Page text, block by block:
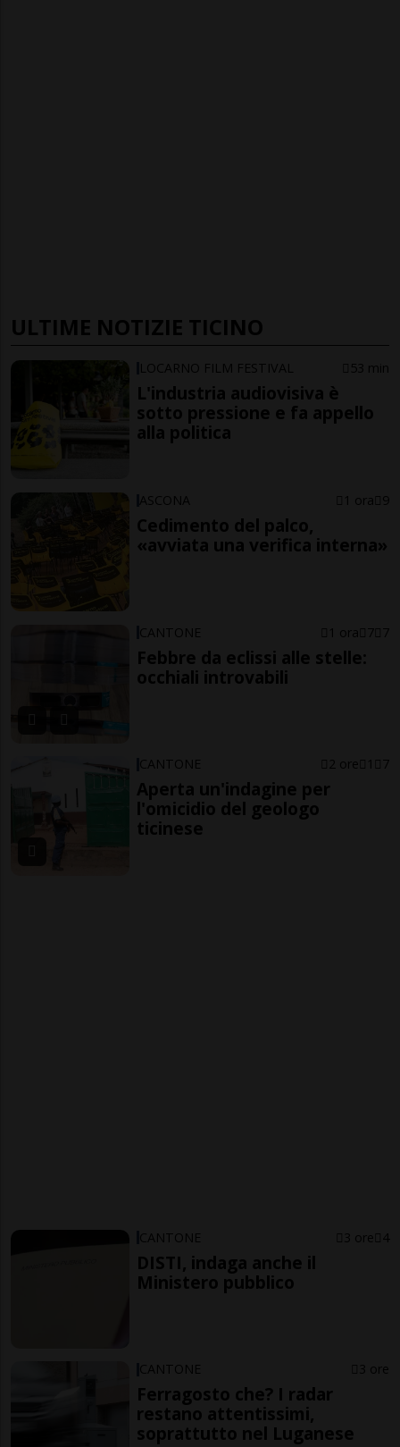
ULTIME NOTIZIE TICINO
LOCARNO FILM FESTIVAL 53 min
L'industria audiovisiva è
sotto pressione e fa appello
alla politica
ASCONA 1 ora 9
Cedimento del palco,
«avviata una verifica interna»
CANTONE 1 ora 7 7
Febbre da eclissi alle stelle:
occhiali introvabili
CANTONE 2 ore 1 7
Aperta un'indagine per
l'omicidio del geologo
ticinese
CANTONE 3 ore 4
DISTI, indaga anche il
Ministero pubblico
CANTONE 3 ore
Ferragosto che? I radar
restano attentissimi,
soprattutto nel Luganese